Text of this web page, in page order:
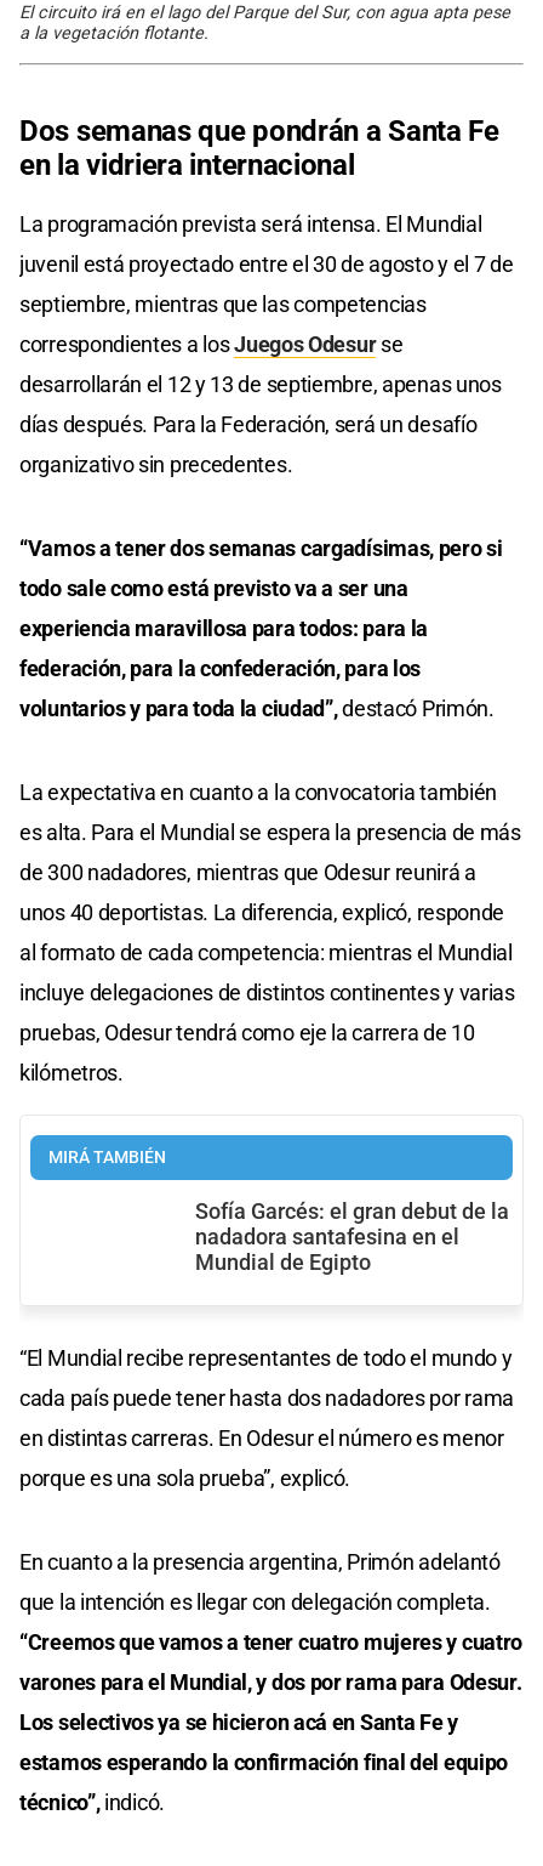
El circuito irá en el lago del Parque del Sur, con agua apta pese
a la vegetación flotante.
Dos semanas que pondrán a Santa Fe
en la vidriera internacional
La programación prevista será intensa. El Mundial
juvenil está proyectado entre el 30 de agosto y el 7 de
septiembre, mientras que las competencias
correspondientes a losJuegos Odesurse
desarrollarán el 12 y 13 de septiembre, apenas unos
días después. Para la Federación, será un desafío
organizativo sin precedentes.
“Vamos a tener dos semanas cargadísimas, pero si
todo sale como está previsto va a ser una
experiencia maravillosa para todos: para la
federación, para la confederación, para los
voluntarios y para toda la ciudad”,destacó Primón.
La expectativa en cuanto a la convocatoria también
es alta. Para el Mundial se espera la presencia de más
de 300 nadadores, mientras que Odesur reunirá a
unos 40 deportistas. La diferencia, explicó, responde
al formato de cada competencia: mientras el Mundial
incluye delegaciones de distintos continentes y varias
pruebas, Odesur tendrá como eje la carrera de 10
kilómetros.
MIRÁ TAMBIÉN
Sofía Garcés: el gran debut de la
nadadora santafesina en el
Mundial de Egipto
“El Mundial recibe representantes de todo el mundo y
cada país puede tener hasta dos nadadores por rama
en distintas carreras. En Odesur el número es menor
porque es una sola prueba”, explicó.
En cuanto a la presencia argentina, Primón adelantó
que la intención es llegar con delegación completa.
“Creemos que vamos a tener cuatro mujeres y cuatro
varones para el Mundial, y dos por rama para Odesur.
Los selectivos ya se hicieron acá en Santa Fe y
estamos esperando la confirmación final del equipo
técnico”,indicó.